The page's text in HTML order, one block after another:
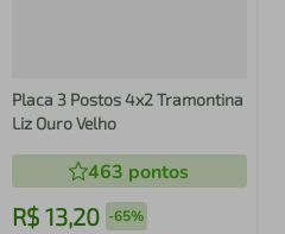
Placa 3 Postos 4x2 Tramontina
Liz Ouro Velho
463 pontos
R$ 13,20 -65%